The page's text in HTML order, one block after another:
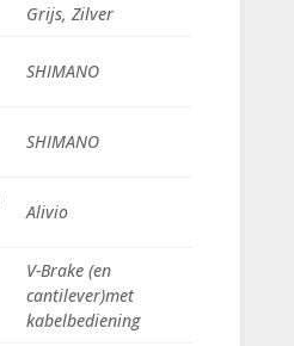
Grijs, Zilver
SHIMANO
SHIMANO
Alivio
V-Brake (en
cantilever)met
kabelbediening